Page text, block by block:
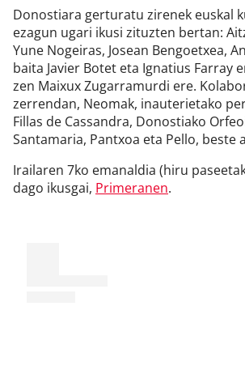
Donostiara gerturatu zirenek euskal
ezagun ugari ikusi zituzten bertan:
Yune Nogeiras, Josean Bengoetxea,
baita Javier Botet eta Ignatius Farray
zen Maixux Zugarramurdi ere.
zerrendan, Neomak, inauterietako
Fillas de Cassandra, Donostiako
Santamaria, Pantxoa eta Pello, beste
Irailaren 7ko emanaldia (hiru
dago ikusgai, Primeranen.